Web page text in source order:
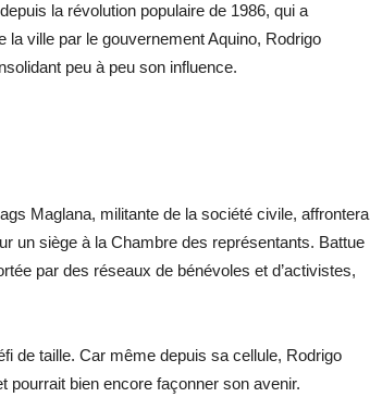
la révolution populaire de 1986, qui a
la ville par le gouvernement Aquino, Rodrigo
peu à peu son influence.
Maglana, militante de la société civile, affrontera
un siège à la Chambre des représentants. Battue
par des réseaux de bénévoles et d’activistes,
de taille. Car même depuis sa cellule, Rodrigo
bien encore façonner son avenir.